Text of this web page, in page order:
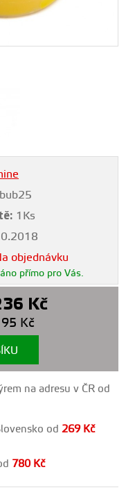
1Ks
objednávku
přímo pro Vás.
Kč
Kč
na adresu v ČR od
od269 Kč
780 Kč